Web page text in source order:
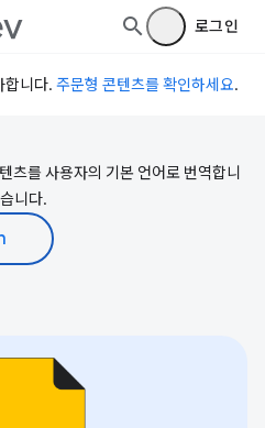
로그인
니다. 주문형 콘텐츠를 확인하세요.
츠를 사용자의 기본 언어로 번역합니
니다.